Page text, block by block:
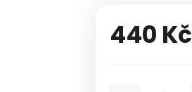
440 Kč